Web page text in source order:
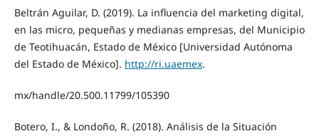
Beltrán Aguilar, D. (2019). La influencia del marketing digital,
en las micro, pequeñas y medianas empresas, del Municipio
de Teotihuacán, Estado de México [Universidad Autónoma
del Estado de México]. http://ri.uaemex.
mx/handle/20.500.11799/105390
Botero, I., & Londoño, R. (2018). Análisis de la Situación